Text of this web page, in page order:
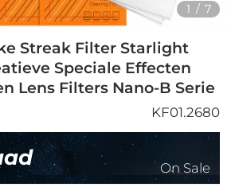
1 / 7
Streak Filter Starlight
Speciale Effecten
Lens Filters Nano-B Serie
KF01.2680
On Sale